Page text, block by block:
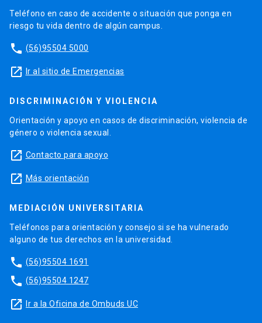
Teléfono en caso de accidente o situación que ponga en
riesgo tu vida dentro de algún campus.
phone (56)95504 5000
launch Ir al sitio de Emergencias
DISCRIMINACIÓN Y VIOLENCIA
Orientación y apoyo en casos de discriminación, violencia de
género o violencia sexual.
launch Contacto para apoyo
launch Más orientación
MEDIACIÓN UNIVERSITARIA
Teléfonos para orientación y consejo si se ha vulnerado
alguno de tus derechos en la universidad.
phone (56)95504 1691
phone (56)95504 1247
launch Ir a la Oficina de Ombuds UC